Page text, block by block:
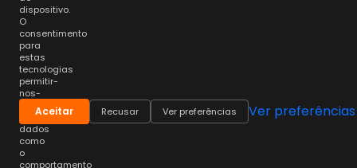
dispositivo.
O
consentimento
para
estas
tecnologias
permitir-
nos-
á
processar
dados
como
o
comportamento
Aceitar Recusar Ver preferências Ver preferências